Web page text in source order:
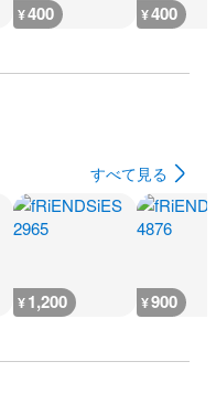
¥400 ¥400
すべて見る
¥1,200 ¥900